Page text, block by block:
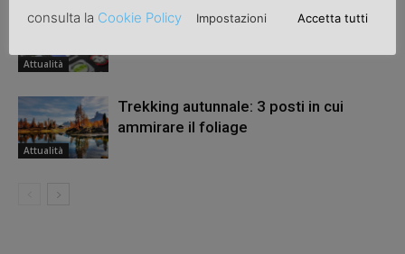
Attualità
Revenge porn: una legge a tutela delle
Attualità
Trekking autunnale: 3 posti in cui
ammirare il foliage
consulta la Cookie Policy Impostazioni Accetta tutti